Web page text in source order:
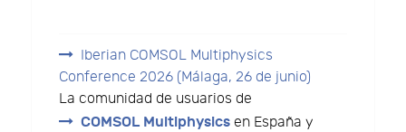
Iberian COMSOL Multiphysics
Conference 2026 (Málaga, 26 de junio)
La comunidad de usuarios de
COMSOL Multiphysics en España y